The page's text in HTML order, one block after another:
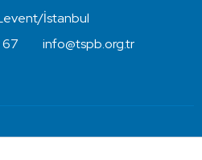
İstanbul
67
info@tspb.org.tr